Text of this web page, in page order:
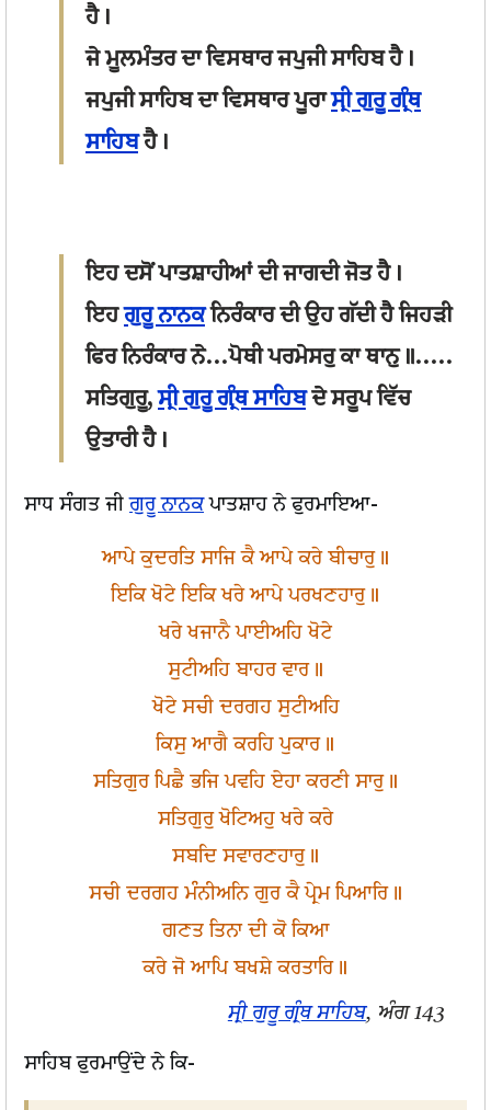
ਹੈ।
ਜੇ ਮੂਲਮੰਤਰ ਦਾ ਵਿਸਥਾਰ ਜਪੁਜੀ ਸਾਹਿਬ ਹੈ।
ਜਪੁਜੀ ਸਾਹਿਬ ਦਾ ਵਿਸਥਾਰ ਪੂਰਾਸ੍ਰੀ ਗੁਰੂ ਗ੍ਰੰਥ
ਸਾਹਿਬਹੈ।
ਇਹ ਦਸੋਂ ਪਾਤਸ਼ਾਹੀਆਂ ਦੀ ਜਾਗਦੀ ਜੋਤ ਹੈ।
ਇਹਗੁਰੂ ਨਾਨਕਨਿਰੰਕਾਰ ਦੀ ਉਹ ਗੱਦੀ ਹੈ ਜਿਹੜੀ
ਫਿਰ ਨਿਰੰਕਾਰ ਨੇ...ਪੋਥੀ ਪਰਮੇਸਰੁ ਕਾ ਥਾਨੁ॥.....
ਸਤਿਗੁਰੂ,ਸ੍ਰੀ ਗੁਰੂ ਗ੍ਰੰਥ ਸਾਹਿਬਦੇ ਸਰੂਪ ਵਿੱਚ
ਉਤਾਰੀ ਹੈ।
ਸਾਧ ਸੰਗਤ ਜੀਗੁਰੂ ਨਾਨਕਪਾਤਸ਼ਾਹ ਨੇ ਫੁਰਮਾਇਆ-
ਆਪੇ ਕੁਦਰਤਿ ਸਾਜਿ ਕੈ ਆਪੇ ਕਰੇ ਬੀਚਾਰੁ॥
ਇਕਿ ਖੋਟੇ ਇਕਿ ਖਰੇ ਆਪੇ ਪਰਖਣਹਾਰੁ॥
ਖਰੇ ਖਜਾਨੈ ਪਾਈਅਹਿ ਖੋਟੇ
ਸੁਟੀਅਹਿ ਬਾਹਰ ਵਾਰ॥
ਖੋਟੇ ਸਚੀ ਦਰਗਹ ਸੁਟੀਅਹਿ
ਕਿਸੁ ਆਗੈ ਕਰਹਿ ਪੁਕਾਰ॥
ਸਤਿਗੁਰ ਪਿਛੈ ਭਜਿ ਪਵਹਿ ਏਹਾ ਕਰਣੀ ਸਾਰੁ॥
ਸਤਿਗੁਰੁ ਖੋਟਿਅਹੁ ਖਰੇ ਕਰੇ
ਸਬਦਿ ਸਵਾਰਣਹਾਰੁ॥
ਸਚੀ ਦਰਗਹ ਮੰਨੀਅਨਿ ਗੁਰ ਕੈ ਪ੍ਰੇਮ ਪਿਆਰਿ॥
ਗਣਤ ਤਿਨਾ ਦੀ ਕੋ ਕਿਆ
ਕਰੇ ਜੋ ਆਪਿ ਬਖਸ਼ੇ ਕਰਤਾਰਿ॥
ਸ੍ਰੀ ਗੁਰੂ ਗ੍ਰੰਥ ਸਾਹਿਬ, ਅੰਗ 143
ਸਾਹਿਬ ਫੁਰਮਾਉਂਦੇ ਨੇ ਕਿ-